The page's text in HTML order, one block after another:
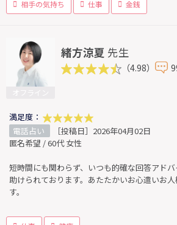
相手の気持ち 仕事 金銭
緒方涼夏 先生
（4.98）
満足度：
電話占い
［投稿日］2026年04月02日
匿名希望 / 60代 女性
短時間にも関わらず、いつも的確な回答アド
助けられております。あたたかいお心遣いお
す。